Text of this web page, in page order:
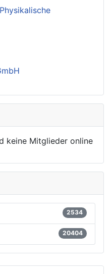
keine Mitglieder online
2534
20404